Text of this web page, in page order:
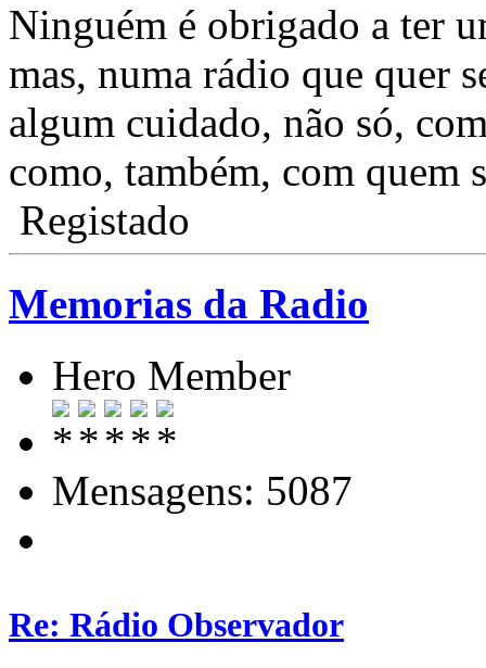
Ninguém é obrigado a ter
mas, numa rádio que quer
algum cuidado, não só,
como, também, com quem
Registado
Memorias da Radio
Hero Member
Mensagens: 5087
Re: Rádio Observador